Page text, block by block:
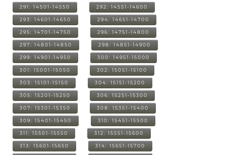
291: 14501-14550 292: 14551-14600
293: 14601-14650 294: 14651-14700
295: 14701-14750 296: 14751-14800
297: 14801-14850 298: 14851-14900
299: 14901-14950 300: 14951-15000
301: 15001-15050 302: 15051-15100
303: 15101-15150 304: 15151-15200
305: 15201-15250 306: 15251-15300
307: 15301-15350 308: 15351-15400
309: 15401-15450 310: 15451-15500
311: 15501-15550 312: 15551-15600
313: 15601-15650 314: 15651-15700